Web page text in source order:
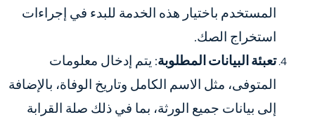
المستخدم باختيار هذه الخدمة للبدء في إجراءات
استخراج الصك.
تعبئة البيانات المطلوبة: يتم إدخال معلومات
المتوفى، مثل الاسم الكامل وتاريخ الوفاة، بالإضافة
إلى بيانات جميع الورثة، بما في ذلك صلة القرابة